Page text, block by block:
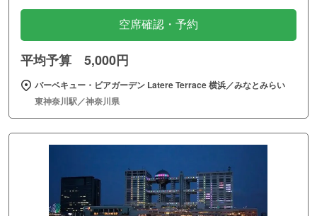
空席確認・予約
平均予算 5,000円
バーベキュー・ビアガーデン Latere Terrace 横浜／みなとみらい
東神奈川駅／神奈川県